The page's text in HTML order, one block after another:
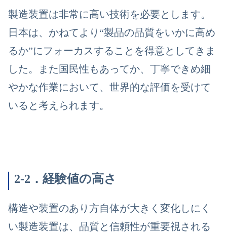
製造装置は非常に高い技術を必要とします。
日本は、かねてより “製品の品質をいかに高め
るか”にフォーカスすることを得意としてきま
した。また国民性もあってか、 丁寧できめ細
やかな作業において、世界的な評価を受けて
いる と考えられます。
2-2．経験値の高さ
構造や装置のあり方自体が大きく変化しにく
い製造装置は、品質と信頼性が重要視される